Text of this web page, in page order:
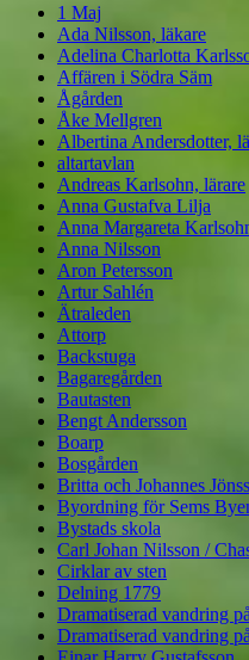
1 Maj
Ada Nilsson, läkare
Adelina Charlotta
Affären i Södra Säm
Ågården
Åke Mellgren
Albertina Andersdotter,
altartavlan
Andreas Karlsohn, lärare
Anna Gustafva Lilja
Anna Margareta
Anna Nilsson
Aron Petersson
Artur Sahlén
Ätraleden
Attorp
Backstuga
Bagaregården
Bautasten
Bengt Andersson
Boarp
Bosgården
Britta och Johannes
Byordning för Sems
Bystads skola
Carl Johan Nilsson /
Cirklar av sten
Delning 1779
Dramatiserad vandring
Dramatiserad vandring